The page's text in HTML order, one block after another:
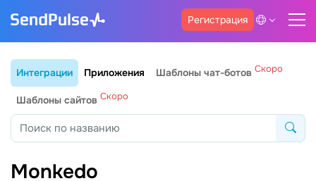
Регистрация
Интеграции Приложения Шаблоны чат-ботов Скоро
Шаблоны сайтов Скоро
Monkedo